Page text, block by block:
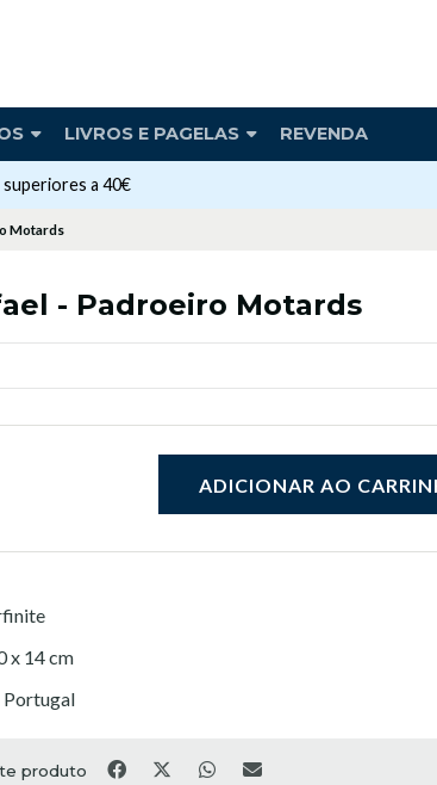
LIVROS E PAGELAS REVENDA
a 40€
Motards
- Padroeiro Motards
ADICIONAR AO
x 14 cm
Portugal
produto